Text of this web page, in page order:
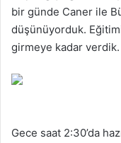
bir günde Caner ile
düşünüyorduk.
girmeye kadar verdik.
Gece saat 2:30’da